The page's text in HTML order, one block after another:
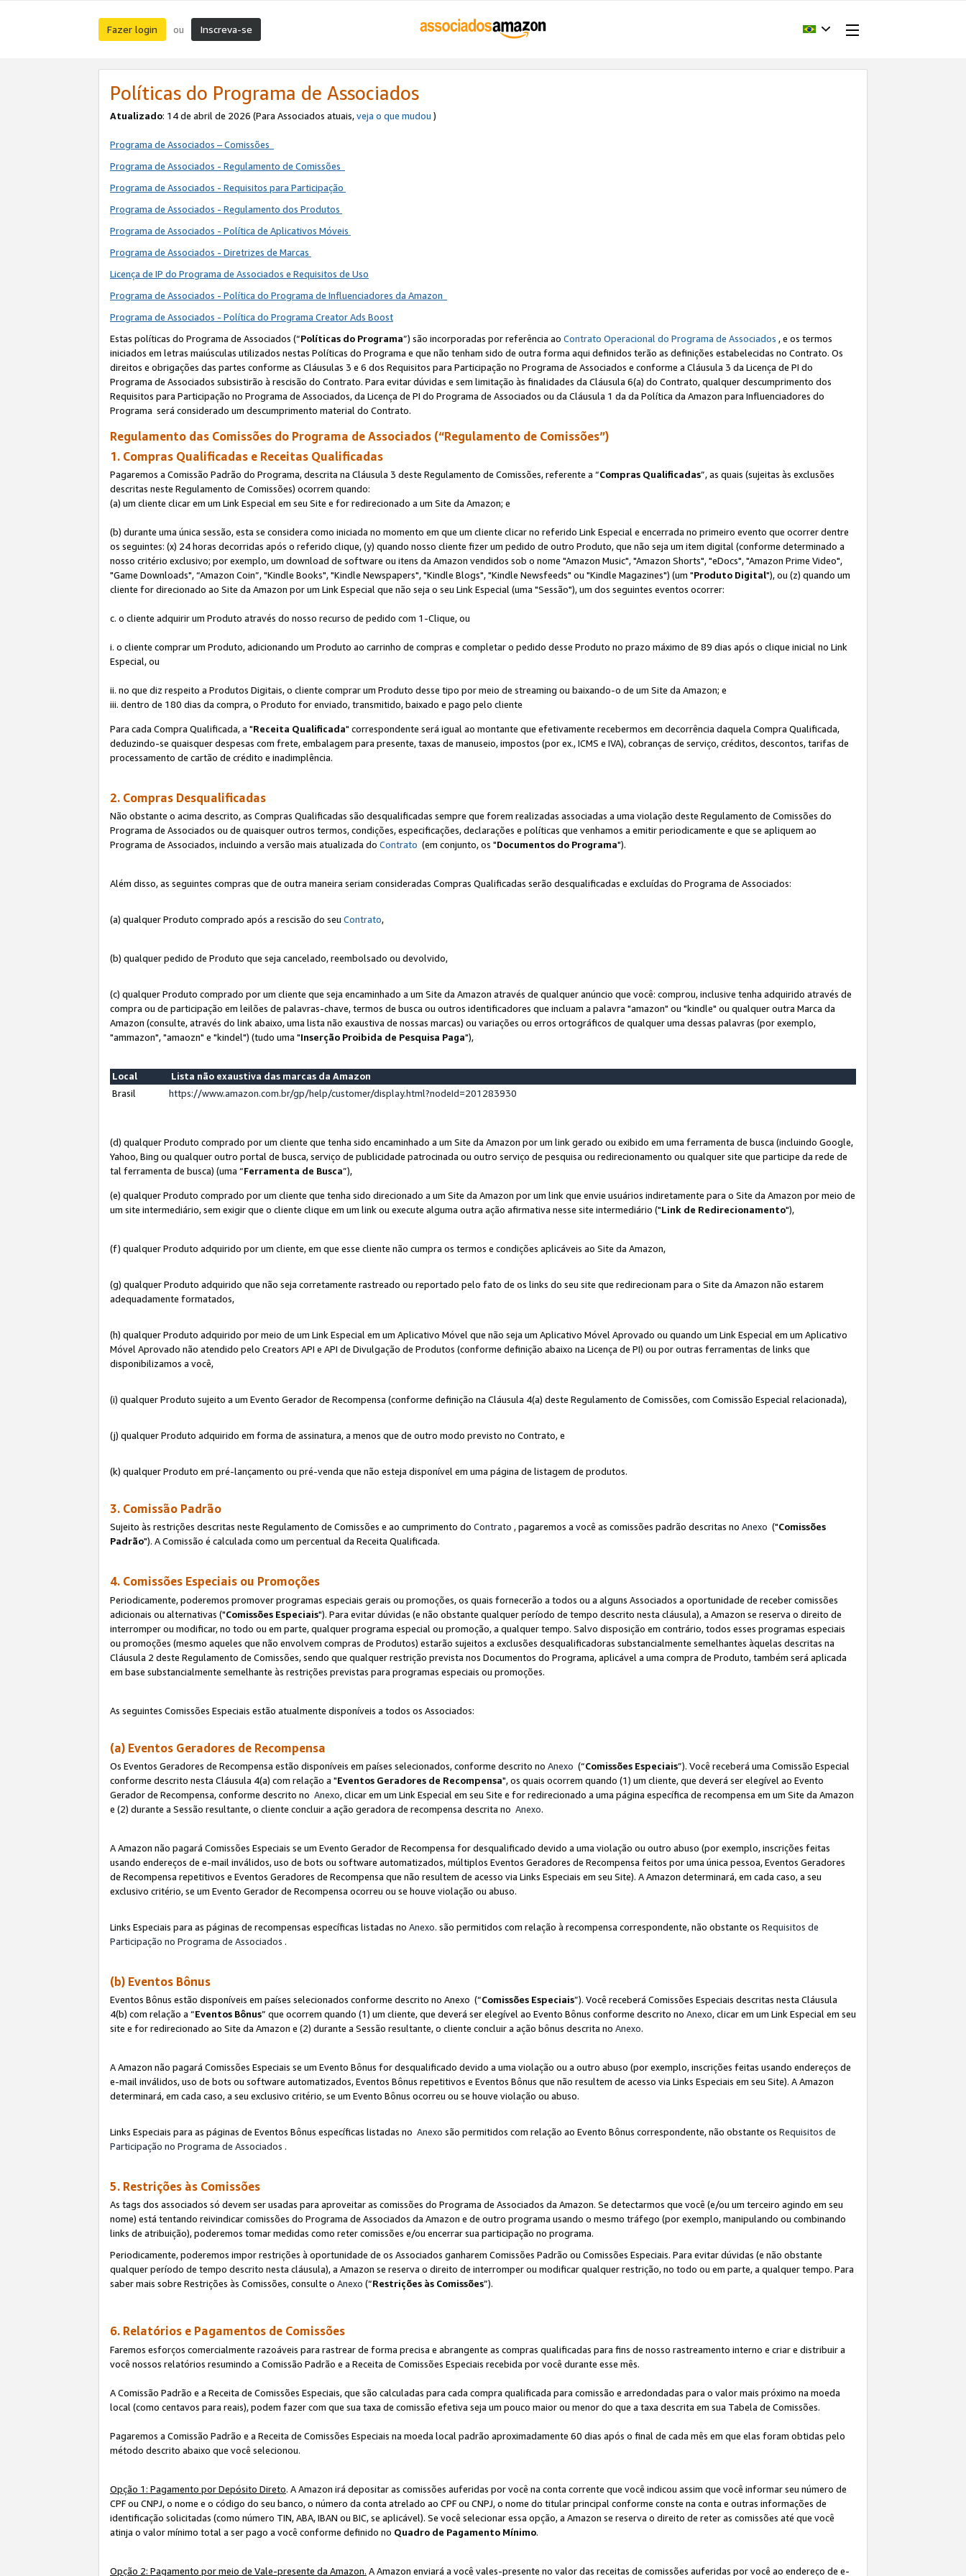
Fazer login ou Inscreva-se
Políticas do Programa de Associados
Atualizado: 14 de abril de 2026 (Para Associados atuais,veja o que mudou )
Programa de Associados – Comissões
Programa de Associados - Regulamento de Comissões
Programa de Associados - Requisitos para Participação
Programa de Associados - Regulamento dos Produtos
Programa de Associados - Política de Aplicativos Móveis
Programa de Associados - Diretrizes de Marcas
Licença de IP do Programa de Associados e Requisitos de Uso
Programa de Associados - Política do Programa de Influenciadores da Amazon
Programa de Associados - Política do Programa Creator Ads Boost
Estas políticas do Programa de Associados (“Políticas do Programa”) são incorporadas por referência ao Contrato Operacional do Programa de Associados , e os termos
iniciados em letras maiúsculas utilizados nestas Políticas do Programa e que não tenham sido de outra forma aqui definidos terão as definições estabelecidas no Contrato. Os
direitos e obrigações das partes conforme as Cláusulas 3 e 6 dos Requisitos para Participação no Programa de Associados e conforme a Cláusula 3 da Licença de PI do
Programa de Associados subsistirão à rescisão do Contrato. Para evitar dúvidas e sem limitação às finalidades da Cláusula 6(a) do Contrato, qualquer descumprimento dos
Requisitos para Participação no Programa de Associados, da Licença de PI do Programa de Associados ou da Cláusula 1 da da Política da Amazon para Influenciadores do
Programa será considerado um descumprimento material do Contrato.
Regulamento das Comissões do Programa de Associados (“Regulamento de Comissões”)
1. Compras Qualificadas e Receitas Qualificadas
Pagaremos a Comissão Padrão do Programa, descrita na Cláusula 3 deste Regulamento de Comissões, referente a “Compras Qualificadas”, as quais (sujeitas às exclusões
descritas neste Regulamento de Comissões) ocorrem quando:
(a) um cliente clicar em um Link Especial em seu Site e for redirecionado a um Site da Amazon; e
(b) durante uma única sessão, esta se considera como iniciada no momento em que um cliente clicar no referido Link Especial e encerrada no primeiro evento que ocorrer dentre
os seguintes: (x) 24 horas decorridas após o referido clique, (y) quando nosso cliente fizer um pedido de outro Produto, que não seja um item digital (conforme determinado a
nosso critério exclusivo; por exemplo, um download de software ou itens da Amazon vendidos sob o nome "Amazon Music", "Amazon Shorts", "eDocs", "Amazon Prime Video",
"Game Downloads", “Amazon Coin”, "Kindle Books", "Kindle Newspapers", "Kindle Blogs", "Kindle Newsfeeds" ou "Kindle Magazines") (um "Produto Digital"), ou (z) quando um
cliente for direcionado ao Site da Amazon por um Link Especial que não seja o seu Link Especial (uma "Sessão"), um dos seguintes eventos ocorrer:
c. o cliente adquirir um Produto através do nosso recurso de pedido com 1-Clique, ou
i. o cliente comprar um Produto, adicionando um Produto ao carrinho de compras e completar o pedido desse Produto no prazo máximo de 89 dias após o clique inicial no Link
Especial, ou
ii. no que diz respeito a Produtos Digitais, o cliente comprar um Produto desse tipo por meio de streaming ou baixando-o de um Site da Amazon; e
iii. dentro de 180 dias da compra, o Produto for enviado, transmitido, baixado e pago pelo cliente
Para cada Compra Qualificada, a "Receita Qualificada" correspondente será igual ao montante que efetivamente recebermos em decorrência daquela Compra Qualificada,
deduzindo-se quaisquer despesas com frete, embalagem para presente, taxas de manuseio, impostos (por ex., ICMS e IVA), cobranças de serviço, créditos, descontos, tarifas de
processamento de cartão de crédito e inadimplência.
2. Compras Desqualificadas
Não obstante o acima descrito, as Compras Qualificadas são desqualificadas sempre que forem realizadas associadas a uma violação deste Regulamento de Comissões do
Programa de Associados ou de quaisquer outros termos, condições, especificações, declarações e políticas que venhamos a emitir periodicamente e que se apliquem ao
Programa de Associados, incluindo a versão mais atualizada do Contrato (em conjunto, os "Documentos do Programa").
Além disso, as seguintes compras que de outra maneira seriam consideradas Compras Qualificadas serão desqualificadas e excluídas do Programa de Associados:
(a) qualquer Produto comprado após a rescisão do seu Contrato,
(b) qualquer pedido de Produto que seja cancelado, reembolsado ou devolvido,
(c) qualquer Produto comprado por um cliente que seja encaminhado a um Site da Amazon através de qualquer anúncio que você: comprou, inclusive tenha adquirido através de
compra ou de participação em leilões de palavras-chave, termos de busca ou outros identificadores que incluam a palavra "amazon" ou "kindle" ou qualquer outra Marca da
Amazon (consulte, através do link abaixo, uma lista não exaustiva de nossas marcas) ou variações ou erros ortográficos de qualquer uma dessas palavras (por exemplo,
"ammazon", "amaozn" e "kindel") (tudo uma "Inserção Proibida de Pesquisa Paga"),
Local
Lista não exaustiva das marcas da Amazon
Brasil
https://www.amazon.com.br/gp/help/customer/display.html?nodeId=201283930
(d) qualquer Produto comprado por um cliente que tenha sido encaminhado a um Site da Amazon por um link gerado ou exibido em uma ferramenta de busca (incluindo Google,
Yahoo, Bing ou qualquer outro portal de busca, serviço de publicidade patrocinada ou outro serviço de pesquisa ou redirecionamento ou qualquer site que participe da rede de
tal ferramenta de busca) (uma “Ferramenta de Busca”),
(e) qualquer Produto comprado por um cliente que tenha sido direcionado a um Site da Amazon por um link que envie usuários indiretamente para o Site da Amazon por meio de
um site intermediário, sem exigir que o cliente clique em um link ou execute alguma outra ação afirmativa nesse site intermediário ("Link de Redirecionamento"),
(f) qualquer Produto adquirido por um cliente, em que esse cliente não cumpra os termos e condições aplicáveis ao Site da Amazon,
(g) qualquer Produto adquirido que não seja corretamente rastreado ou reportado pelo fato de os links do seu site que redirecionam para o Site da Amazon não estarem
adequadamente formatados,
(h) qualquer Produto adquirido por meio de um Link Especial em um Aplicativo Móvel que não seja um Aplicativo Móvel Aprovado ou quando um Link Especial em um Aplicativo
Móvel Aprovado não atendido pelo Creators API e API de Divulgação de Produtos (conforme definição abaixo na Licença de PI) ou por outras ferramentas de links que
disponibilizamos a você,
(i) qualquer Produto sujeito a um Evento Gerador de Recompensa (conforme definição na Cláusula 4(a) deste Regulamento de Comissões, com Comissão Especial relacionada),
(j) qualquer Produto adquirido em forma de assinatura, a menos que de outro modo previsto no Contrato, e
(k) qualquer Produto em pré-lançamento ou pré-venda que não esteja disponível em uma página de listagem de produtos.
3. Comissão Padrão
Sujeito às restrições descritas neste Regulamento de Comissões e ao cumprimento do Contrato , pagaremos a você as comissões padrão descritas no Anexo ("Comissões
Padrão"). A Comissão é calculada como um percentual da Receita Qualificada.
4. Comissões Especiais ou Promoções
Periodicamente, poderemos promover programas especiais gerais ou promoções, os quais fornecerão a todos ou a alguns Associados a oportunidade de receber comissões
adicionais ou alternativas ("Comissões Especiais"). Para evitar dúvidas (e não obstante qualquer período de tempo descrito nesta cláusula), a Amazon se reserva o direito de
interromper ou modificar, no todo ou em parte, qualquer programa especial ou promoção, a qualquer tempo. Salvo disposição em contrário, todos esses programas especiais
ou promoções (mesmo aqueles que não envolvem compras de Produtos) estarão sujeitos a exclusões desqualificadoras substancialmente semelhantes àquelas descritas na
Cláusula 2 deste Regulamento de Comissões, sendo que qualquer restrição prevista nos Documentos do Programa, aplicável a uma compra de Produto, também será aplicada
em base substancialmente semelhante às restrições previstas para programas especiais ou promoções.
As seguintes Comissões Especiais estão atualmente disponíveis a todos os Associados:
(a) Eventos Geradores de Recompensa
Os Eventos Geradores de Recompensa estão disponíveis em países selecionados, conforme descrito no Anexo (“Comissões Especiais”). Você receberá uma Comissão Especial
conforme descrito nesta Cláusula 4(a) com relação a "Eventos Geradores de Recompensa", os quais ocorrem quando (1) um cliente, que deverá ser elegível ao Evento
Gerador de Recompensa, conforme descrito no Anexo, clicar em um Link Especial em seu Site e for redirecionado a uma página específica de recompensa em um Site da Amazon
e (2) durante a Sessão resultante, o cliente concluir a ação geradora de recompensa descrita no Anexo.
A Amazon não pagará Comissões Especiais se um Evento Gerador de Recompensa for desqualificado devido a uma violação ou outro abuso (por exemplo, inscrições feitas
usando endereços de e-mail inválidos, uso de bots ou software automatizados, múltiplos Eventos Geradores de Recompensa feitos por uma única pessoa, Eventos Geradores
de Recompensa repetitivos e Eventos Geradores de Recompensa que não resultem de acesso via Links Especiais em seu Site). A Amazon determinará, em cada caso, a seu
exclusivo critério, se um Evento Gerador de Recompensa ocorreu ou se houve violação ou abuso.
Links Especiais para as páginas de recompensas específicas listadas no Anexo. são permitidos com relação à recompensa correspondente, não obstante os Requisitos de
Participação no Programa de Associados .
(b) Eventos Bônus
Eventos Bônus estão disponíveis em países selecionados conforme descrito no Anexo (“Comissões Especiais”). Você receberá Comissões Especiais descritas nesta Cláusula
4(b) com relação a “Eventos Bônus” que ocorrem quando (1) um cliente, que deverá ser elegível ao Evento Bônus conforme descrito no Anexo, clicar em um Link Especial em seu
site e for redirecionado ao Site da Amazon e (2) durante a Sessão resultante, o cliente concluir a ação bônus descrita no Anexo.
A Amazon não pagará Comissões Especiais se um Evento Bônus for desqualificado devido a uma violação ou a outro abuso (por exemplo, inscrições feitas usando endereços de
e-mail inválidos, uso de bots ou software automatizados, Eventos Bônus repetitivos e Eventos Bônus que não resultem de acesso via Links Especiais em seu Site). A Amazon
determinará, em cada caso, a seu exclusivo critério, se um Evento Bônus ocorreu ou se houve violação ou abuso.
Links Especiais para as páginas de Eventos Bônus específicas listadas no Anexo são permitidos com relação ao Evento Bônus correspondente, não obstante os Requisitos de
Participação no Programa de Associados .
5. Restrições às Comissões
As tags dos associados só devem ser usadas para aproveitar as comissões do Programa de Associados da Amazon. Se detectarmos que você (e/ou um terceiro agindo em seu
nome) está tentando reivindicar comissões do Programa de Associados da Amazon e de outro programa usando o mesmo tráfego (por exemplo, manipulando ou combinando
links de atribuição), poderemos tomar medidas como reter comissões e/ou encerrar sua participação no programa.
Periodicamente, poderemos impor restrições à oportunidade de os Associados ganharem Comissões Padrão ou Comissões Especiais. Para evitar dúvidas (e não obstante
qualquer período de tempo descrito nesta cláusula), a Amazon se reserva o direito de interromper ou modificar qualquer restrição, no todo ou em parte, a qualquer tempo. Para
saber mais sobre Restrições às Comissões, consulte o Anexo (“Restrições às Comissões”).
6. Relatórios e Pagamentos de Comissões
Faremos esforços comercialmente razoáveis para rastrear de forma precisa e abrangente as compras qualificadas para fins de nosso rastreamento interno e criar e distribuir a
você nossos relatórios resumindo a Comissão Padrão e a Receita de Comissões Especiais recebida por você durante esse mês.
A Comissão Padrão e a Receita de Comissões Especiais, que são calculadas para cada compra qualificada para comissão e arredondadas para o valor mais próximo na moeda
local (como centavos para reais), podem fazer com que sua taxa de comissão efetiva seja um pouco maior ou menor do que a taxa descrita em sua Tabela de Comissões.
Pagaremos a Comissão Padrão e a Receita de Comissões Especiais na moeda local padrão aproximadamente 60 dias após o final de cada mês em que elas foram obtidas pelo
método descrito abaixo que você selecionou.
Opção 1: Pagamento por Depósito Direto. A Amazon irá depositar as comissões auferidas por você na conta corrente que você indicou assim que você informar seu número de
CPF ou CNPJ, o nome e o código do seu banco, o número da conta atrelado ao CPF ou CNPJ, o nome do titular principal conforme conste na conta e outras informações de
identificação solicitadas (como número TIN, ABA, IBAN ou BIC, se aplicável). Se você selecionar essa opção, a Amazon se reserva o direito de reter as comissões até que você
atinja o valor mínimo total a ser pago a você conforme definido no Quadro de Pagamento Mínimo.
Opção 2: Pagamento por meio de Vale-presente da Amazon. A Amazon enviará a você vales-presente no valor das receitas de comissões auferidas por você ao endereço de e-